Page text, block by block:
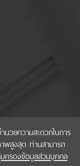
วยความสะดวกในการ
าพสูงสุด ท่านสามารถ
มครองข้อมูลส่วนบุคคล
าศาสตร์ วิจัยและนวัตกรรม